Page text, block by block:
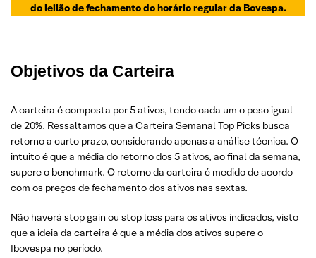
do leilão de fechamento do horário regular da Bovespa.
Objetivos da Carteira
A carteira é composta por 5 ativos, tendo cada um o peso igual
de 20%. Ressaltamos que a Carteira Semanal Top Picks busca
retorno a curto prazo, considerando apenas a análise técnica. O
intuito é que a média do retorno dos 5 ativos, ao final da semana,
supere o benchmark. O retorno da carteira é medido de acordo
com os preços de fechamento dos ativos nas sextas.
Não haverá stop gain ou stop loss para os ativos indicados, visto
que a ideia da carteira é que a média dos ativos supere o
Ibovespa no período.